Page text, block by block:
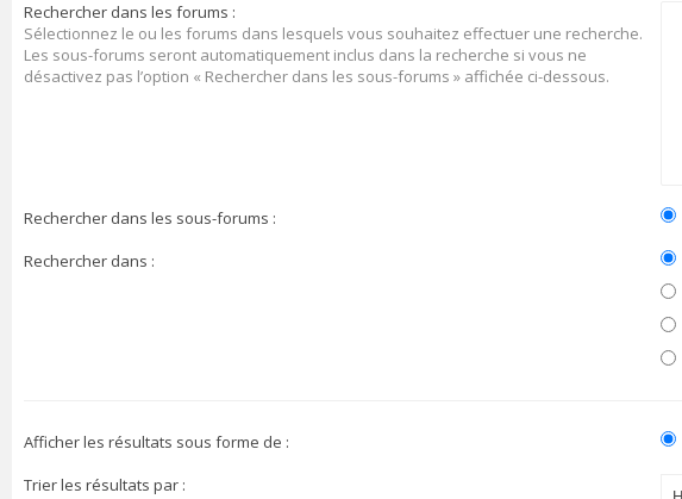
Rechercher dans les forums :
Sélectionnez le ou les forums dans lesquels vous souhaitez effectuer une recherche.
Les sous-forums seront automatiquement inclus dans la recherche si vous ne
désactivez pas l’option « Rechercher dans les sous-forums » affichée ci-dessous.
Rechercher dans les sous-forums :
Rechercher dans :
Afficher les résultats sous forme de :
Trier les résultats par :